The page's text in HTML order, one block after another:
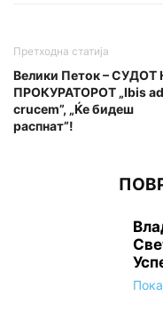
Претходна статија
Велики Петок – СУДОТ
ПРОКУРАТОРОТ „Ibis ad
сrucem”, „Ќе бидеш
распнат”!